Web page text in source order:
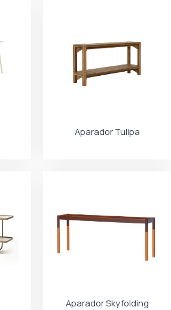
Aparador Tulipa
Aparador Skyfolding